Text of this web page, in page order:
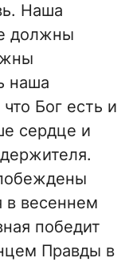
Наша
должны
наша
Бог есть и
сердце и
в весеннем
победит
Правды в